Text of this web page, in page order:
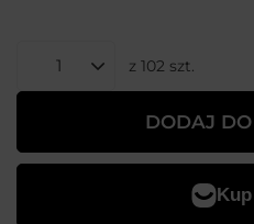
z 102 szt.
DODAJ